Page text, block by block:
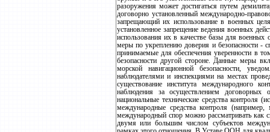
разоружения может достигаться путем
договорно установленный международно-
запрещающий их использование в военных
установленное запрещение ведения военных
использования их в качестве базы для
меры по укреплению доверия и безопасности -
принимаемые для обеспечения уверенности в
безопасности другой стороне. Данные меры
морской навигационной безопасности,
наблюдателями и инспекциями на местах
существование института международного
наблюдения за осуществлением договорных
национальные технические средства контроля
международные средства контроля
международный спор можно рассматривать как
двумя или большим числом субъектов